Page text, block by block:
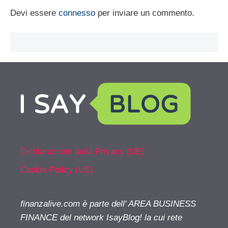
Devi essere connesso per inviare un commento.
Dichiarazione sulla Privacy (UE)
Cookie Policy (UE)
finanzalive.com è parte dell' AREA BUSINESS
FINANCE del network IsayBlog! la cui rete